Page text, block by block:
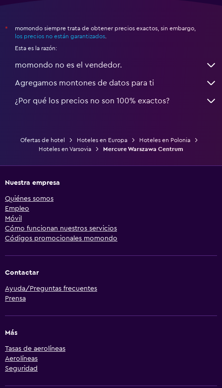
*
momondo siempre trata de obtener precios exactos, sin embargo,
los precios no están garantizados
Esta es la razón:
momondo no es el vendedor.
Agregamos montones de datos para ti
¿Por qué los precios no son 100% exactos?
Ofertas de hotel Hoteles en Europa
Hoteles en Polonia
Hoteles en Varsovia
Mercure Warszawa Centrum
Nuestra empresa
Quiénes somos
Empleo
Móvil
Cómo funcionan nuestros servicios
Códigos promocionales momondo
Contactar
Ayuda/Preguntas frecuentes
Prensa
Más
Tasas de aerolíneas
Aerolíneas
Seguridad